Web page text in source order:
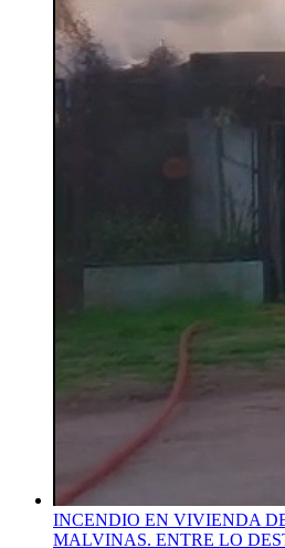
INCENDIO EN VIVIENDA
MALVINAS. ENTRE LO